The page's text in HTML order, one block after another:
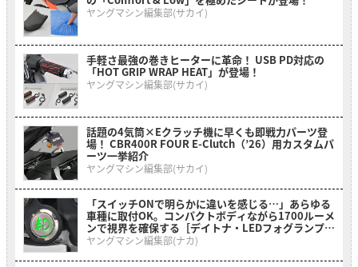
ヤングマシン編集部(サカイ)
手軽さ最強の巻きヒーターに革命！ USB PD対応の
「HOT GRIP WRAP HEAT」が登場！
ヤングマシン編集部(サカイ)
話題の4気筒×Eクラッチ機に早くも即戦力パーツ登
場！ CBR400R FOUR E-Clutch（’26）用カスタムパ
ーツ一挙紹介
ヤングマシン編集部(サカイ)
「スイッチONで明らかに違いを感じる…」あらゆる
車種に取付OK。コンパクトボディながら1700ルーメ
ンで視界を確保する［デイトナ・LEDフォグランプユ
ニット プレシャスレイ スモール］
ヤングマシン編集部(ナカ)